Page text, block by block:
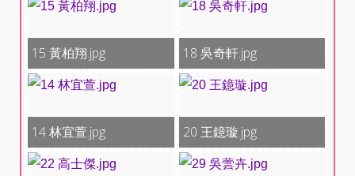
15 黃柏翔.jpg 18 吳奇軒.jpg
14 林宜萱.jpg 20 王鐿璇.jpg